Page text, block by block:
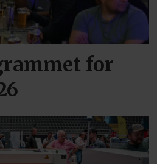
for